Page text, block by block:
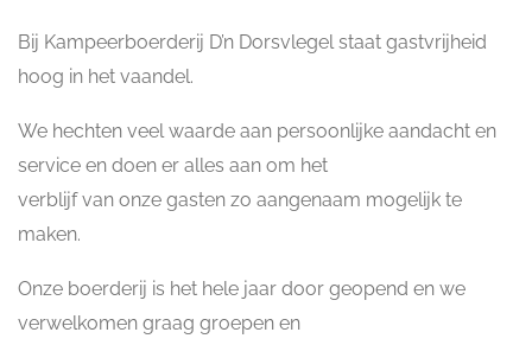
Bij Kampeerboerderij D’n Dorsvlegel staat gastvrijheid
hoog in het vaandel.
We hechten veel waarde aan persoonlijke aandacht en
service en doen er alles aan om het
verblijf van onze gasten zo aangenaam mogelijk te
maken.
Onze boerderij is het hele jaar door geopend en we
verwelkomen graag groepen en